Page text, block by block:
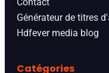
Générateur de titres
Hdfever media blog
Catégories